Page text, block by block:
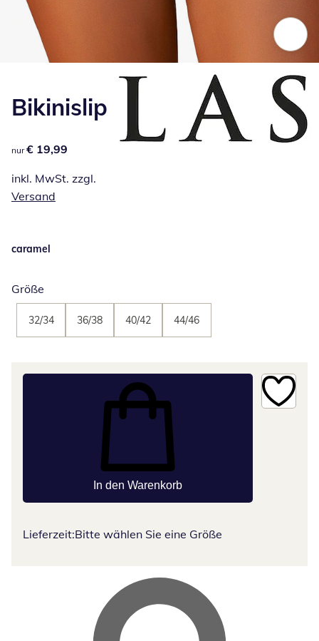
Bikinislip
€ 19,99
nur € 19,99
inkl. MwSt. zzgl.
Versand
caramel
Größe
32/34 36/38 40/42 44/46
In den Warenkorb
Lieferzeit:Bitte wählen Sie eine Größe